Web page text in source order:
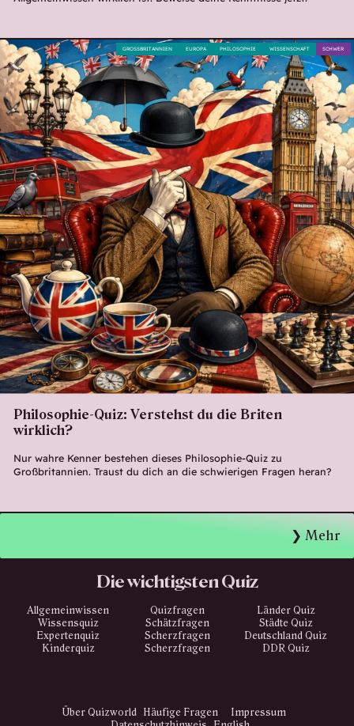
Philosophie-Quiz: Verstehst du die Briten
wirklich?
Nur wahre Kenner bestehen dieses Philosophie-Quiz zu
Großbritannien. Traust du dich an die schwierigen Fragen heran?
SCHWER
WISSENSCHAFT
PHILOSOPHIE
EUROPA
GROSSBRITANNIEN
Mehr
Die wichtigsten Quiz
Allgemeinwissen Quizfragen
Länder Quiz
Wissensquiz
Schätzfragen
Städte Quiz
Expertenquiz
Scherzfragen
Deutschland Quiz
Kinderquiz
Scherzfragen DDR Quiz
Über Quizworld Häufige Fragen
Impressum